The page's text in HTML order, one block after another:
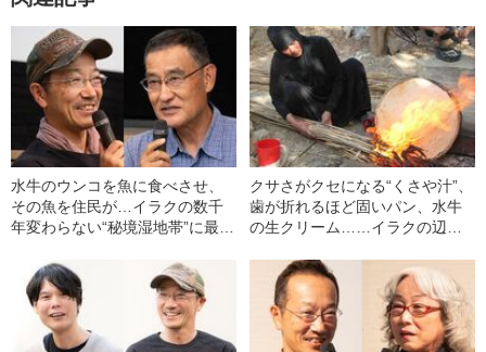
水牛のウンコを魚に食べさせ、
その魚を住民が…イラクの数千
年変わらない“秘境湿地帯”に最先
クサさがクセになる“くさや汁”、
歯が折れるほど固いパン、水牛
の生クリーム……イラクの辺境